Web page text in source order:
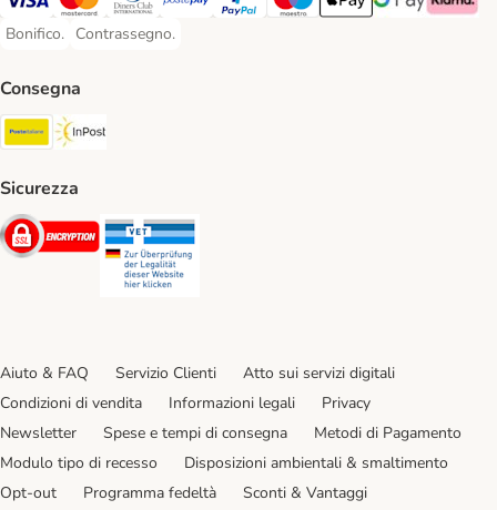
Visa. Payment Method
Mastercard. Payment Method
Diners Club. Payment Method
Postepay. Payment Method
PayPal. Payment Method
Maestro. Payment Method
Apple pay. Payment
Google Pay
Klarna
Bonifico.
Bonifico. Payment Method
Contrassegno.
Contrassegno. Payment Method
Consegna
Poste Italiane. Shipping Method
Sicurezza
Security
Aiuto & FAQ Servizio Clienti
Atto sui servizi digitali
Condizioni di vendita
Informazioni legali
Privacy
Newsletter
Spese e tempi di consegna
Metodi di Pagamento
Modulo tipo di recesso
Disposizioni ambientali & smaltimento
Opt-out
Programma fedeltà Sconti & Vantaggi